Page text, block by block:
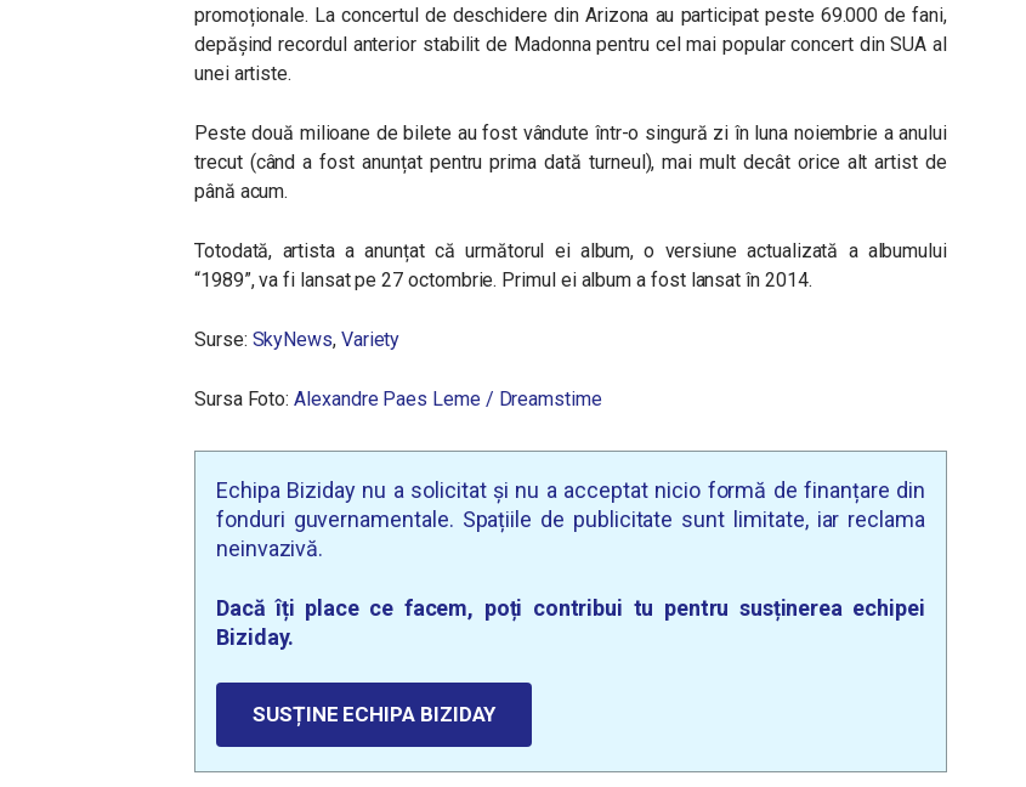
promoționale. La concertul de deschidere din Arizona au participat peste 69.000 de fani,
depășind recordul anterior stabilit de Madonna pentru cel mai popular concert din SUA al
unei artiste.
Peste două milioane de bilete au fost vândute într-o singură zi în luna noiembrie a anului
trecut (când a fost anunțat pentru prima dată turneul), mai mult decât orice alt artist de
până acum.
Totodată, artista a anunțat că următorul ei album, o versiune actualizată a albumului
“1989”, va fi lansat pe 27 octombrie. Primul ei album a fost lansat în 2014.
Surse: SkyNews, Variety
Sursa Foto:Alexandre Paes Leme / Dreamstime
Echipa Biziday nu a solicitat și nu a acceptat nicio formă de finanțare din
fonduri guvernamentale. Spațiile de publicitate sunt limitate, iar reclama
neinvazivă.
Dacă îți place ce facem, poți contribui tu pentru susținerea echipei
Biziday.
SUSȚINE ECHIPA BIZIDAY